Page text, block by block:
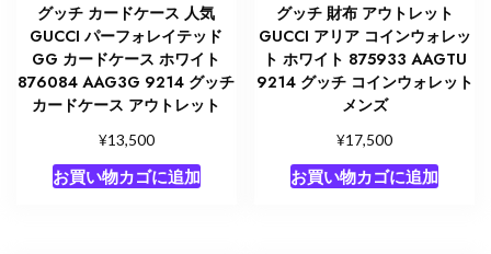
グッチ カードケース 人気
GUCCI パーフォレイテッド
GG カードケース ホワイト
876084 AAG3G 9214 グッチ
カードケース アウトレット
¥13,500
お買い物カゴに追加
グッチ 財布 アウトレット
GUCCI アリア コインウォレッ
ト ホワイト 875933 AAGTU
9214 グッチ コインウォレット
メンズ
¥17,500
お買い物カゴに追加